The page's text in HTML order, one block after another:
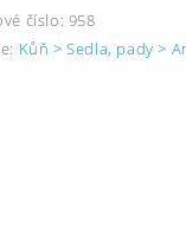
číslo: 958
Kůň > Sedla, pady >